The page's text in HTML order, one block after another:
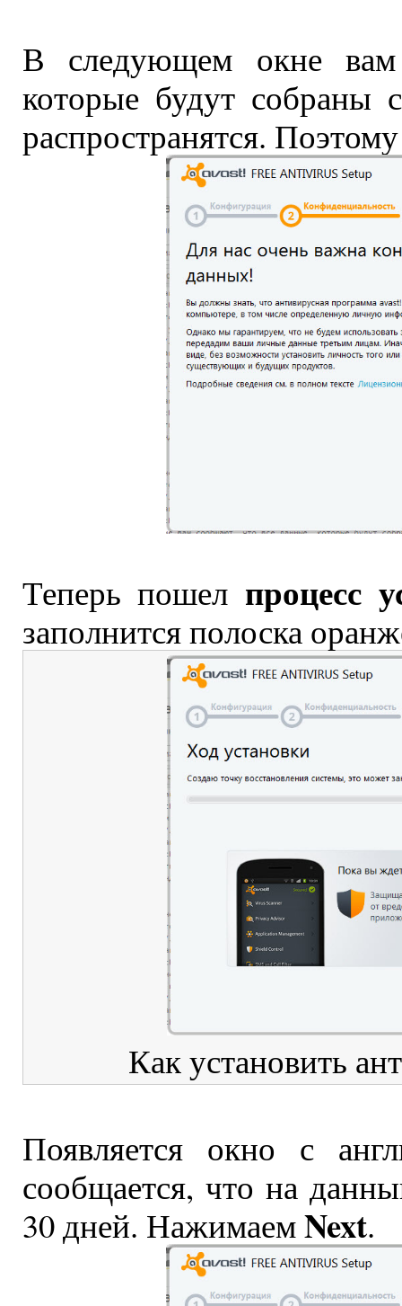
В следующем окне
которые будут собраны
распространятся.
Теперь пошел процесс
заполнится полоска
Как установить
Появляется окно с
сообщается, что на
30 дней. НажимаемNext.